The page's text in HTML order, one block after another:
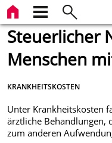
Steuerlicher
Menschen
KRANKHEITSKOSTEN
Unter Krankheitskosten
ärztliche Behandlungen,
zum anderen